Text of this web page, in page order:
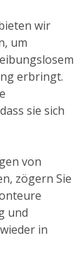
wir
um
erbringt.
sie sich
von
zögern Sie
und
in